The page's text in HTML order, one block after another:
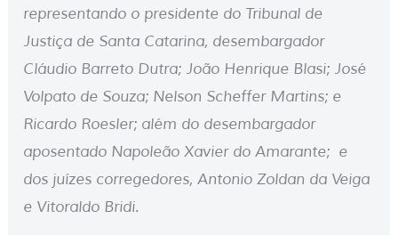
representando o presidente do Tribunal de
Justiça de Santa Catarina, desembargador
Cláudio Barreto Dutra; João Henrique Blasi; Jo​sé
Volpato de Souza; Nelson Scheffer Martins; e
Ricardo Roesler; além do desembargador
aposentado Napoleão Xavier do Amarante; e
dos juízes corregedores, Antonio Zoldan da Veiga
e Vitoraldo Bridi.